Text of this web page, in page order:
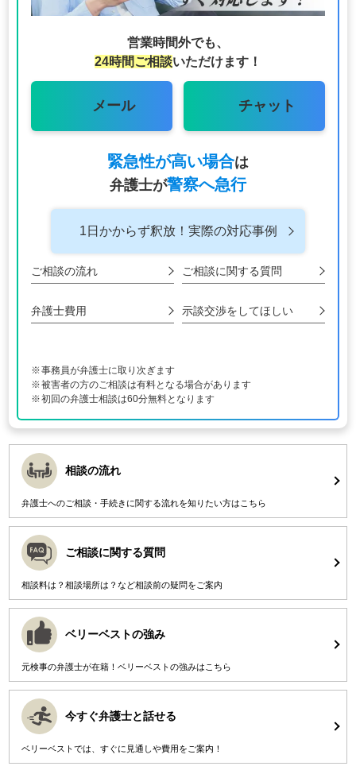
営業時間外でも、
24時間ご相談いただけます！
メール チャット
緊急性が高い場合は
弁護士が警察へ急行
1日かからず釈放！ 実際の対応事例
ご相談の流れ ご相談に関する質問
弁護士費用 示談交渉をしてほしい
事務員が弁護士に取り次ぎます
被害者の方のご相談は有料となる場合があります
初回の弁護士相談は60分無料となります
相談の流れ
弁護士へのご相談・手続きに関する流れを知りたい方はこちら
ご相談に関する質問
相談料は？相談場所は？など相談前の疑問をご案内
ベリーベストの強み
元検事の弁護士が在籍！ベリーベストの強みはこちら
今すぐ弁護士と話せる
ベリーベストでは、すぐに見通しや費用をご案内！